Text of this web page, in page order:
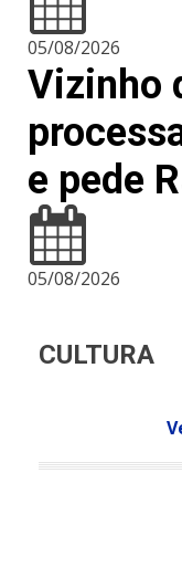
05/08/2026
Vizinho
e pede
05/08/2026
CULTURA